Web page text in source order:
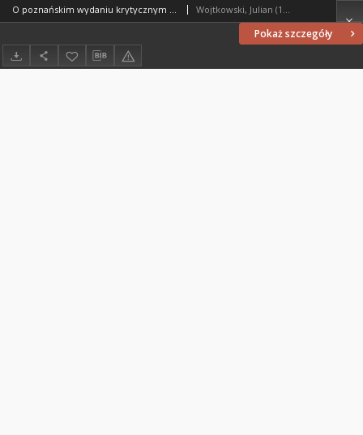
Pokaż szczegóły
O poznańskim wydaniu krytycznym dwu najstarszych kalendarzy gnieźnieńskich : [recenzja] Wojtkowski, Julian (1927- )